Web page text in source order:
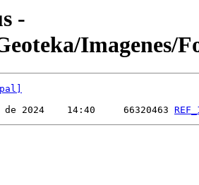
-
Imagenes/
2024    14:40     66320463